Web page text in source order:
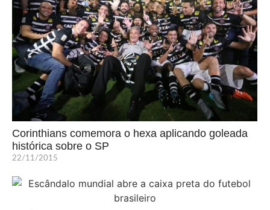
Corinthians comemora o hexa aplicando goleada
histórica sobre o SP
22/11/2015